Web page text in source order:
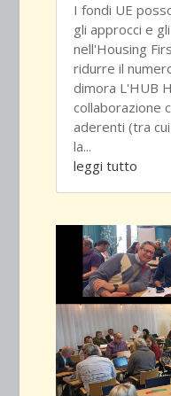
I fondi UE
gli approcci e
nell'Housing
ridurre il
dimora L'HUB
collaborazione
aderenti (tra
la...
leggi tutto